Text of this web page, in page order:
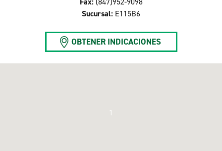
Sucursal: E115B6
OBTENER INDICACIONES
1